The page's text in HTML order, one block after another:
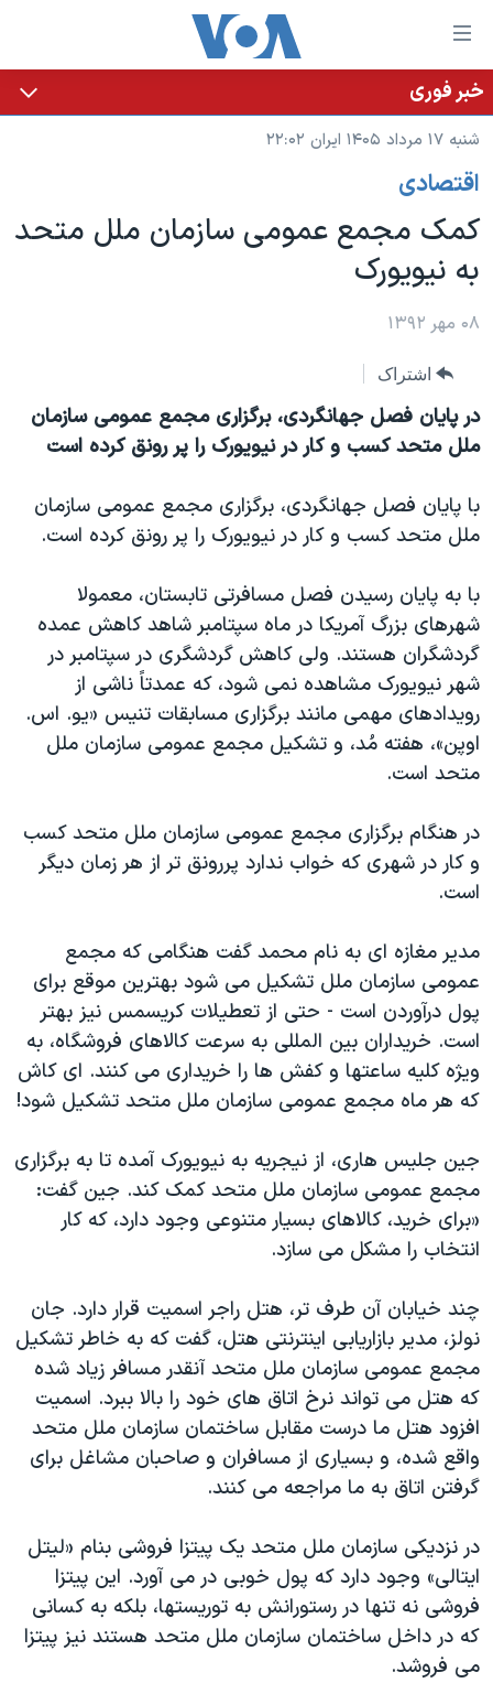
لینکهای
قابل
دسترسی
جهش
محتوای
اصلی
به
صفحه
جهش
جستجو
خانه
نسخه سبک وب‌سایت
موضوع ها
ایران
آمریکا
جهان
ویژه برنامه‌ها
فرهنگ و زندگی
اقتصادی
علم و فناوری
اسرائیل در جنگ
گالری عکس
آرشیو پخش زنده
برنامه های تلویزیونی
جدول برنامه ها
صفحه‌های ویژه
مستندها
حمله جمهوری اسلامی به اسرائیل
رمز مهسا
ورزش زنان در ایران
اعتراضات زن، زندگی، آزادی
مجموعه مستندهای دادخواهی
دادگاه حمید نوری
چهل سال گروگان‌گیری
اعتراضات مردمی آبان ۹۸
اسرائیل در جنگ
نرگس محمدی برنده جایزه نوبل صلح
همایش محافظه‌کاران آمریکا «سی‌پک»
صفحه‌های ویژه
سفر پرزیدنت ترامپ به چین
یادگیری زبان انگلیسی
دنبال کنید
زبانهای مختلف
خبر فوری
شنبه ۱۷ مرداد ۱۴۰۵ ایران ۲۲:۰۲
اقتصادی
کمک مجمع عمومی سازمان ملل متحد
به نیویورک
۰۸ مهر ۱۳۹۲
اشتراک
در پایان فصل جهانگردی، برگزاری مجمع عمومی سازمان
ملل متحد کسب و کار در نیویورک را پر رونق کرده است
با پایان فصل جهانگردی، برگزاری مجمع عمومی سازمان
ملل متحد کسب و کار در نیویورک را پر رونق کرده است.
با به پایان رسیدن فصل مسافرتی تابستان، معمولا
شهرهای بزرگ آمریکا در ماه سپتامبر شاهد کاهش عمده
گردشگران هستند. ولی کاهش گردشگری در سپتامبر در
شهر نیویورک مشاهده نمی شود، که عمدتاً ناشی از
رویدادهای مهمی مانند برگزاری مسابقات تنیس «یو. اس.
اوپن»، هفته مُد، و تشکیل مجمع عمومی سازمان ملل
متحد است.
در هنگام برگزاری مجمع عمومی سازمان ملل متحد کسب
و کار در شهری که خواب ندارد پررونق تر از هر زمان دیگر
است.
مدیر مغازه ای به نام محمد گفت هنگامی که مجمع
عمومی سازمان ملل تشکیل می شود بهترین موقع برای
پول درآوردن است - حتی از تعطیلات کریسمس نیز بهتر
است. خریداران بین المللی به سرعت کالاهای فروشگاه، به
ویژه کلیه ساعتها و کفش ها را خریداری می کنند. ای کاش
که هر ماه مجمع عمومی سازمان ملل متحد تشکیل شود!
جین جلیس هاری، از نیجریه به نیویورک آمده تا به برگزاری
مجمع عمومی سازمان ملل متحد کمک کند. جین گفت:
«برای خرید، کالاهای بسیار متنوعی وجود دارد، که کار
انتخاب را مشکل می سازد.
چند خیابان آن طرف تر، هتل راجر اسمیت قرار دارد. جان
نولز، مدیر بازاریابی اینترنتی هتل، گفت که به خاطر تشکیل
مجمع عمومی سازمان ملل متحد آنقدر مسافر زیاد شده
که هتل می تواند نرخ اتاق های خود را بالا ببرد. اسمیت
افزود هتل ما درست مقابل ساختمان سازمان ملل متحد
واقع شده، و بسیاری از مسافران و صاحبان مشاغل برای
گرفتن اتاق به ما مراجعه می کنند.
در نزدیکی سازمان ملل متحد یک پیتزا فروشی بنام «لیتل
ایتالی» وجود دارد که پول خوبی در می آورد. این پیتزا
فروشی نه تنها در رستورانش به توریستها، بلکه به کسانی
که در داخل ساختمان سازمان ملل متحد هستند نیز پیتزا
می فروشد.